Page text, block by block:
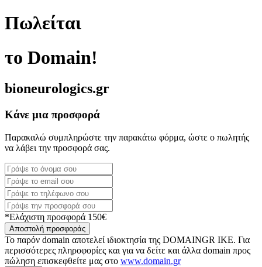
Πωλείται
το Domain!
bioneurologics.gr
Κάνε μια προσφορά
Παρακαλώ συμπληρώστε την παρακάτω φόρμα, ώστε ο πωλητής
να λάβει την προσφορά σας.
*Ελάχιστη προσφορά 150€
Αποστολή προσφοράς
Το παρόν domain αποτελεί ιδιοκτησία της DOMAINGR ΙΚΕ. Για
περισσότερες πληροφορίες και για να δείτε και άλλα domain προς
πώληση επισκεφθείτε μας στο www.domain.gr